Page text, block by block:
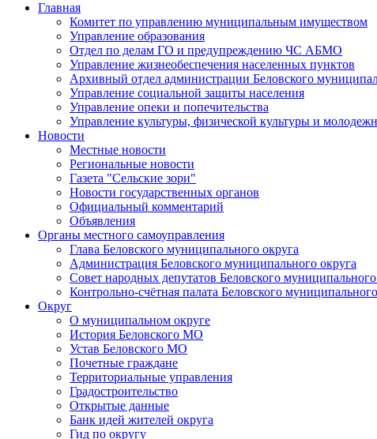
Главная
Комитет по управлению муниципальным имуществом
Управление образования
Отдел по делам ГО и предупреждению ЧС АБМО
Управление жизнеобеспечения населенных пунктов
Архивный отдел администрации Беловского
Управление социальной защиты населения
Управление опеки и попечительства
Управление культуры, физической культуры и
Новости
Местные новости
Региональные новости
Газета "Сельские зори"
Новости государственных органов
Официальный комментарий
Объявления
Органы местного самоуправления
Глава Беловского муниципального округа
Администрация Беловского муниципального округа
Совет народных депутатов Беловского муниципального
Контрольно-счётная палата Беловского
Округ
О муниципальном округе
История Беловского МО
Устав Беловского МО
Почетные граждане
Территориальные управления
Градостроительство
Открытые данные
Банк идей жителей округа
Гид по округу